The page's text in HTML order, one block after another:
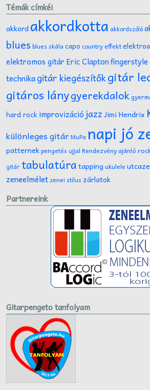
Témák címkéi
akkordakkordkotta akkordszóló
blues blues skálacapo country effekt
elektromos gitár Eric Claptonfingerstyle
technikagitár kiegészítőkgitár
gitáros lánygyerekdalok
hard rock improvizáció jazzJimi Hendrix
különleges gitár MuPa napi jó
patternekpengetés ujjal Rendezvény ajánló
gitár tabulatúratapping ukulele
zeneelmélet zenei stílus zárlatok
Partnereink
Gitarpengeto tanfolyam